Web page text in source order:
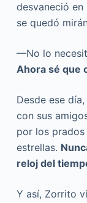
desvaneció
se quedó
—No lo
Ahora sé que
Desde ese
con sus
por los
estrellas.
reloj del
Y así, Zorrito